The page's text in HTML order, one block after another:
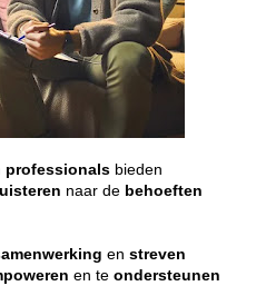
professionals bieden
naar de behoeften
en streven
en te ondersteunen